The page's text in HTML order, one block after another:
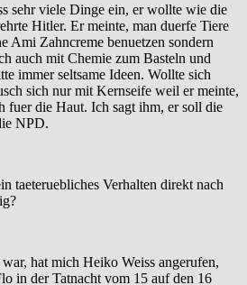
sehr viele Dinge ein, er wollte wie die
Hitler. Er meinte, man duerfe Tiere
Ami Zahncreme benuetzen sondern
auch mit Chemie zum Basteln und
immer seltsame Ideen. Wollte sich
sich nur mit Kernseife weil er meinte,
fuer die Haut. Ich sagt ihm, er soll die
NPD.
taeteruebliches Verhalten direkt nach
hat mich Heiko Weiss angerufen,
in der Tatnacht vom 15 auf den 16